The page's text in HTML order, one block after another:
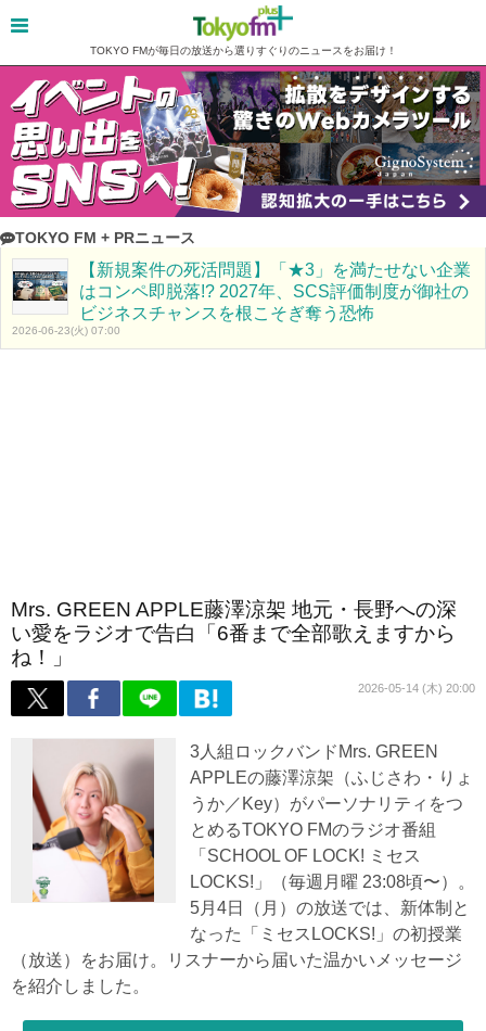
TOKYO FMが毎日の放送から選りすぐりのニュースをお届け！
TOKYO FM + PRニュース
【新規案件の死活問題】「★3」を満たせない企業
はコンペ即脱落!? 2027年、SCS評価制度が御社の
ビジネスチャンスを根こそぎ奪う恐怖
2026-06-23(火) 07:00
Mrs. GREEN APPLE藤澤涼架 地元・長野への深
い愛をラジオで告白「6番まで全部歌えますから
ね！」
2026-05-14 (木) 20:00
3人組ロックバンドMrs. GREEN
APPLEの藤澤涼架（ふじさわ・りょ
うか／Key）がパーソナリティをつ
とめるTOKYO FMのラジオ番組
「SCHOOL OF LOCK! ミセス
LOCKS!」（毎週月曜 23:08頃〜）。
5月4日（月）の放送では、新体制と
なった「ミセスLOCKS!」の初授業
（放送）をお届け。リスナーから届いた温かいメッセージ
を紹介しました。